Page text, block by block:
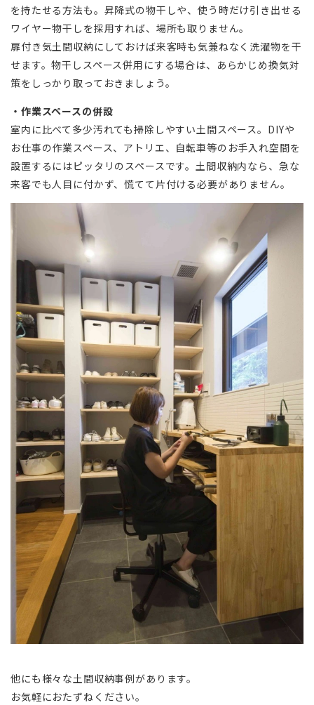
を持たせる方法も。昇降式の物干しや、使う時だけ引き出せる
ワイヤー物干しを採用すれば、場所も取りません。
扉付き気土間収納にしておけば来客時も気兼ねなく洗濯物を干
せます。物干しスペース併用にする場合は、あらかじめ換気対
策をしっかり取っておきましょう。
・作業スペースの併設
室内に比べて多少汚れても掃除しやすい土間スペース。DIYや
お仕事の作業スペース、アトリエ、自転車等のお手入れ空間を
設置するにはピッタリのスペースです。土間収納内なら、急な
来客でも人目に付かず、慌てて片付ける必要がありません。
他にも様々な土間収納事例があります。
お気軽におたずねください。